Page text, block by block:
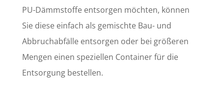
PU-Dämmstoffe entsorgen möchten, können
Sie diese einfach als gemischte Bau- und
Abbruchabfälle entsorgen oder bei größeren
Mengen einen speziellen Container für die
Entsorgung bestellen.